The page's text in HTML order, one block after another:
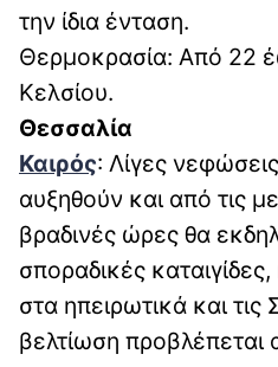
την ίδια ένταση.
Θερμοκρασία: Από 22
Κελσίου.
Θεσσαλία
Καιρός: Λίγες
αυξηθούν και από τις
βραδινές ώρες θα
σποραδικές
στα ηπειρωτικά και
βελτίωση προβλέπεται